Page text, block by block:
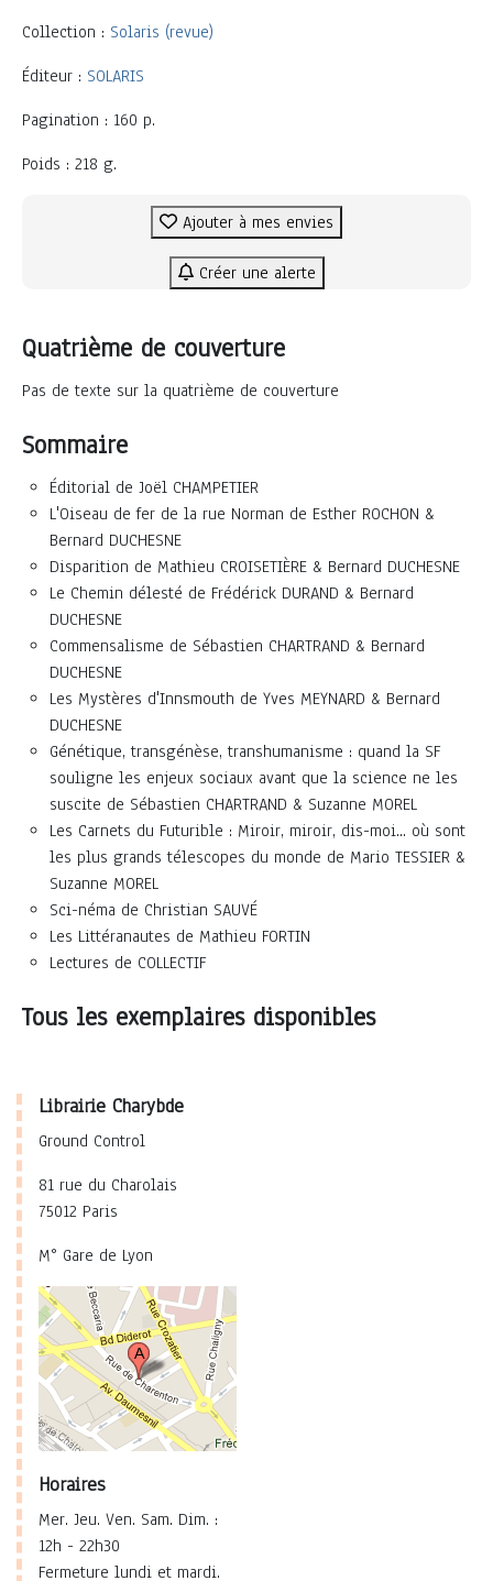
Collection : Solaris (revue)
Éditeur : SOLARIS
Pagination : 160 p.
Poids : 218 g.
Ajouter à mes envies
Créer une alerte
Quatrième de couverture
Pas de texte sur la quatrième de couverture
Sommaire
Éditorial de Joël CHAMPETIER
L'Oiseau de fer de la rue Norman de Esther ROCHON &
Bernard DUCHESNE
Disparition de Mathieu CROISETIÈRE & Bernard DUCHESNE
Le Chemin délesté de Frédérick DURAND & Bernard
DUCHESNE
Commensalisme de Sébastien CHARTRAND & Bernard
DUCHESNE
Les Mystères d'Innsmouth de Yves MEYNARD & Bernard
DUCHESNE
Génétique, transgénèse, transhumanisme : quand la SF
souligne les enjeux sociaux avant que la science ne les
suscite de Sébastien CHARTRAND & Suzanne MOREL
Les Carnets du Futurible : Miroir, miroir, dis-moi... où sont
les plus grands télescopes du monde de Mario TESSIER &
Suzanne MOREL
Sci-néma de Christian SAUVÉ
Les Littéranautes de Mathieu FORTIN
Lectures de COLLECTIF
Tous les exemplaires disponibles
Librairie Charybde
Ground Control
81 rue du Charolais
75012 Paris
M° Gare de Lyon
Horaires
Mer. Jeu. Ven. Sam. Dim. :
12h - 22h30
Fermeture lundi et mardi.